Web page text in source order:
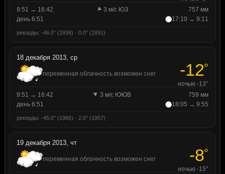
9:51 → 16:42
3 м/с ЮЗ
757 мм
день 6:51
17:10 → 9:11
рекорды: -46.0° (1938) · 0.0° (1991)
18 декабря 2013, ср
переменная облачность возможен снег -12°
ночью -13°
9:51 → 16:42
3 м/с ЮЮВ
759 мм
день 6:51
18:05 → 9:55
рекорды: -45.0° (1966) · 2.0° (1957)
19 декабря 2013, чт
переменная облачность возможен снег -8°
ночью -15°